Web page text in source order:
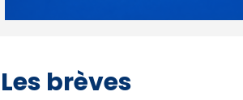
Les brèves